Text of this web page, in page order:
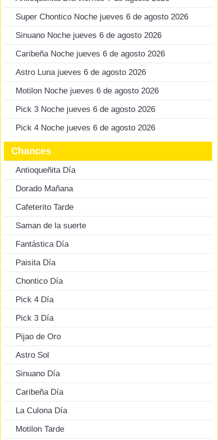
Super Chontico Noche jueves 6 de agosto 2026
Sinuano Noche jueves 6 de agosto 2026
Caribeña Noche jueves 6 de agosto 2026
Astro Luna jueves 6 de agosto 2026
Motilon Noche jueves 6 de agosto 2026
Pick 3 Noche jueves 6 de agosto 2026
Pick 4 Noche jueves 6 de agosto 2026
Chances
Antioqueñita Día
Dorado Mañana
Cafeterito Tarde
Saman de la suerte
Fantástica Día
Paisita Día
Chontico Día
Pick 4 Día
Pick 3 Día
Pijao de Oro
Astro Sol
Sinuano Día
Caribeña Día
La Culona Día
Motilon Tarde